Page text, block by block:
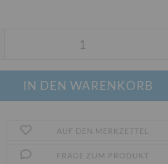
AUF DEN MERKZETTEL
FRAGE ZUM PRODUKT